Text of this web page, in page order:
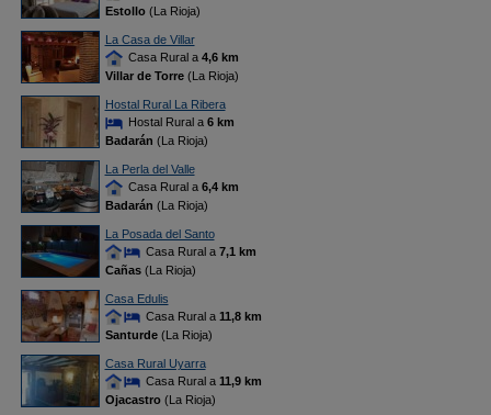
Estollo(La Rioja)
La Casa de Villar
Casa Rural a 4,6 km
Villar de Torre(La Rioja)
Hostal Rural La Ribera
Hostal Rural a 6 km
Badarán (La Rioja)
La Perla del Valle
Casa Rural a 6,4 km
Badarán (La Rioja)
La Posada del Santo
Casa Rural a 7,1 km
Cañas(La Rioja)
Casa Edulis
Casa Rural a 11,8 km
Santurde(La Rioja)
Casa Rural Uyarra
Casa Rural a 11,9 km
Ojacastro(La Rioja)